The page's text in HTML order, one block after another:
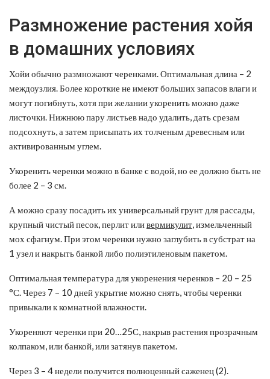
Размножение растения хойя
в домашних условиях
Хойи обычно размножают черенками. Оптимальная длина – 2
междоузлия. Более короткие не имеют больших запасов влаги и
могут погибнуть, хотя при желании укоренить можно даже
листочки. Нижнюю пару листьев надо удалить, дать срезам
подсохнуть, а затем присыпать их толченым древесным или
активированным углем.
Укоренить черенки можно в банке с водой, но ее должно быть не
более 2 – 3 см.
А можно сразу посадить их универсальный грунт для рассады,
крупный чистый песок, перлит иливермикулит, измельченный
мох сфагнум. При этом черенки нужно заглубить в субстрат на
1 узел и накрыть банкой либо полиэтиленовым пакетом.
Оптимальная температура для укоренения черенков – 20 – 25
°С. Через 7 – 10 дней укрытие можно снять, чтобы черенки
привыкали к комнатной влажности.
Укореняют черенки при 20…25С, накрыв растения прозрачным
колпаком, или банкой, или затянув пакетом.
Через 3 – 4 недели получится полноценный саженец (2).